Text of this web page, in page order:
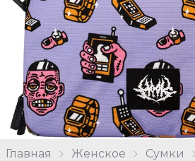
Главная Женское Сумки